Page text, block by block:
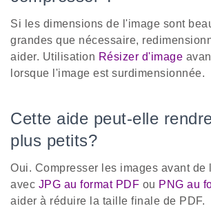
Si les dimensions de l'image sont
grandes que nécessaire,
aider. Utilisation Résizer d'image
lorsque l'image est surdimensionnée.
Cette aide peut-elle
plus petits?
Oui. Compresser les images avant de
avec JPG au format PDF ou PNG au
aider à réduire la taille finale de PDF.